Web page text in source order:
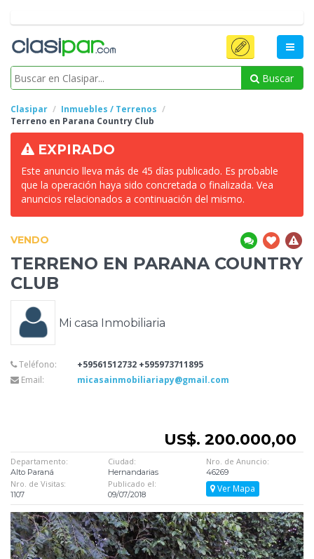
Buscar
Clasipar
Inmuebles / Terrenos
Terreno en Parana Country Club
EXPIRADO
Este anuncio lleva más de 45 días publicado. Es probable
que la operación haya sido concretada o finalizada. Vea
anuncios relacionados a continuación del mismo.
VENDO
TERRENO EN PARANA COUNTRY
CLUB
Mi casa Inmobiliaria
Teléfono:
+59561512732 +595973711895
Email:
micasainmobiliariapy@gmail.com
US$. 200.000,00
Departamento:
Alto Paraná
Ciudad:
Hernandarias
Nro. de Anuncio:
46269
Nro. de Visitas:
1107
Publicado el:
09/07/2018
Ver Mapa